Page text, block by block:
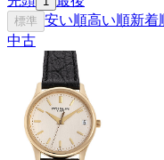
標準 安い順高い順新着
中古